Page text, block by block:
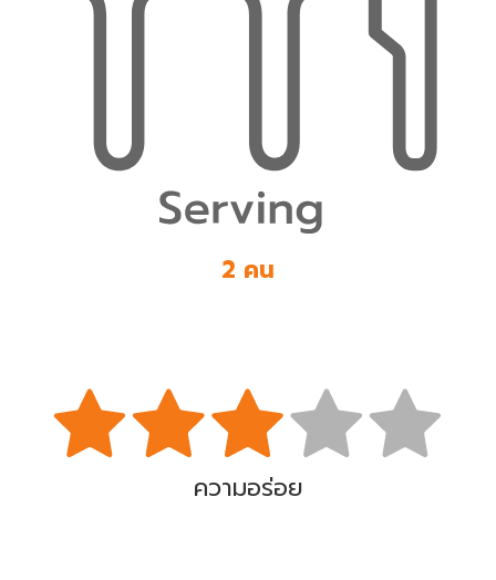
2 คน
ความอร่อย